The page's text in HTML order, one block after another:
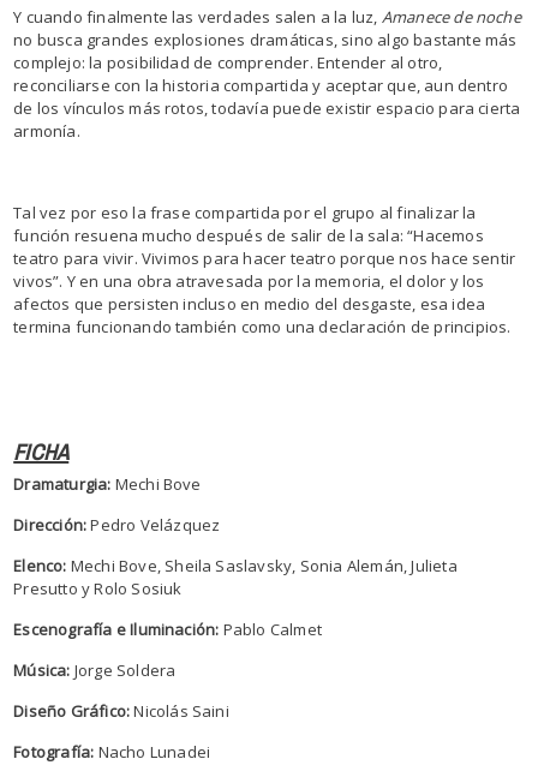
Y cuando finalmente las verdades salen a la luz, Amanece de noche
no busca grandes explosiones dramáticas, sino algo bastante más
complejo: la posibilidad de comprender. Entender al otro,
reconciliarse con la historia compartida y aceptar que, aun dentro
de los vínculos más rotos, todavía puede existir espacio para cierta
armonía.
Tal vez por eso la frase compartida por el grupo al finalizar la
función resuena mucho después de salir de la sala: “Hacemos
teatro para vivir. Vivimos para hacer teatro porque nos hace sentir
vivos”. Y en una obra atravesada por la memoria, el dolor y los
afectos que persisten incluso en medio del desgaste, esa idea
termina funcionando también como una declaración de principios.
FICHA
Dramaturgia: Mechi Bove
Dirección:Pedro Velázquez
Elenco: Mechi Bove, Sheila Saslavsky, Sonia Alemán, Julieta
Presutto y Rolo Sosiuk
Escenografía e Iluminación: Pablo Calmet
Música: Jorge Soldera
Diseño Gráfico:Nicolás Saini
Fotografía: Nacho Lunadei